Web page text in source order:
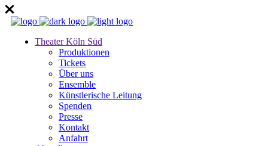
Theater Köln Süd
Produktionen
Tickets
Über uns
Ensemble
Künstlerische Leitung
Spenden
Presse
Kontakt
Anfahrt